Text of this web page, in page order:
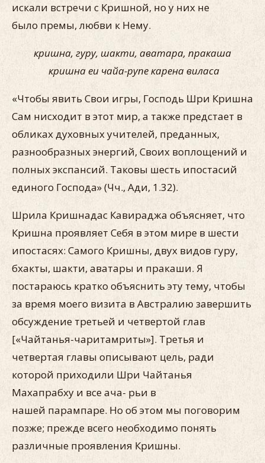
искали встречи с Кришной, но у них не
было премы, любви к Нему.
кришна, гуру, шакти, аватара, пракаша
кришна еи чайа-рупе карена виласа
«Чтобы явить Свои игры, Господь Шри Кришна
Сам нисхо­дит в этот мир, а также предстает в
обликах духовных учите­лей, преданных,
разнообразных энергий, Своих воплощений и
полных экспансий. Таковы шесть ипостасий
единого Господа» (Чч., Ади, 1.32).
Шрила Кришнадас Кавираджа объясняет, что
Кришна прояв­ляет Себя в этом мире в шести
ипостасях: Самого Кришны, двух видов гуру,
бхакты, шакти, аватары и пракаши. Я
постараюсь кратко объяснить эту тему, чтобы
за время моего визита в Авст­ралию завершить
обсуждение третьей и четвертой глав
[«Чайтанья-чаритамриты»]. Третья и
четвертая главы описывают цель, ради
которой приходили Шри Чайтанья
Махапрабху и все ача- рьи в
нашей парампаре. Но об этом мы поговорим
позже; преж­де всего необходимо понять
различные проявления Кришны.